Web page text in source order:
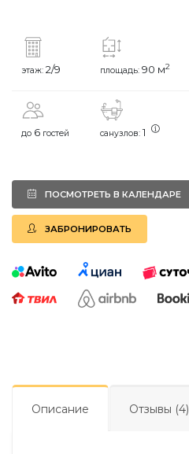
этаж: 2/9 площадь: 90 м2
до 6 гостей санузлов: 1
ПОСМОТРЕТЬ В КАЛЕНДАРЕ
ЗАБРОНИРОВАТЬ
Описание Отзывы (4)